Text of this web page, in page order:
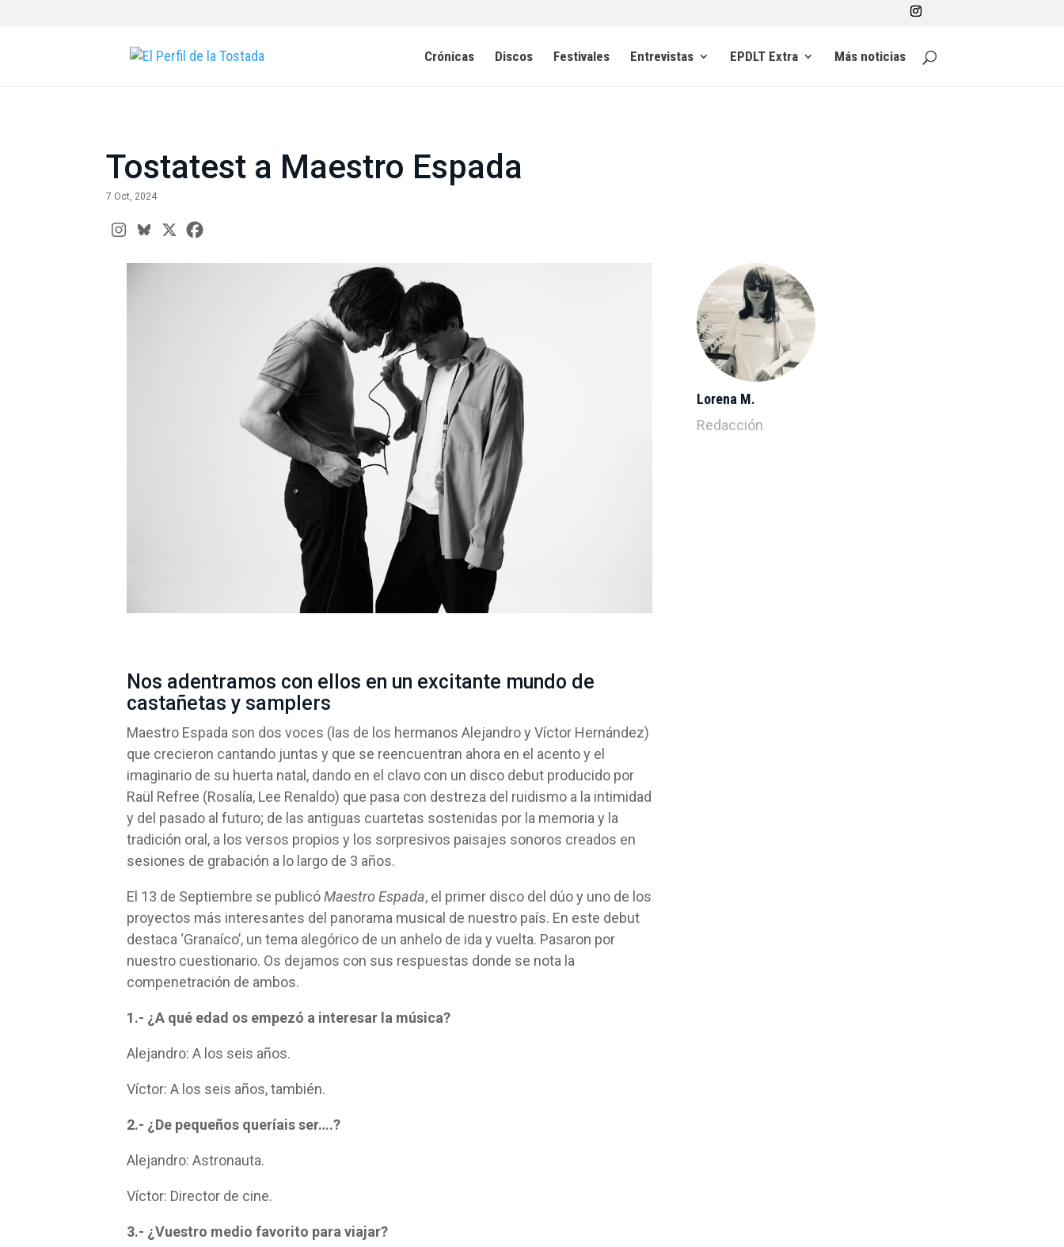
Crónicas Discos Festivales Entrevistas EPDLT Extra Más noticias
Tostatest a Maestro Espada
7 Oct, 2024
Nos adentramos con ellos en un excitante mundo de
castañetas y samplers
Maestro Espada son dos voces (las de los hermanos Alejandro y Víctor Hernández)
que crecieron cantando juntas y que se reencuentran ahora en el acento y el
imaginario de su huerta natal, dando en el clavo con un disco debut producido por
Raül Refree (Rosalía, Lee Renaldo) que pasa con destreza del ruidismo a la intimidad
y del pasado al futuro; de las antiguas cuartetas sostenidas por la memoria y la
tradición oral, a los versos propios y los sorpresivos paisajes sonoros creados en
sesiones de grabación a lo largo de 3 años.
El 13 de Septiembre se publicóMaestro Espada, el primer disco del dúo y uno de los
proyectos más interesantes del panorama musical de nuestro país. En este debut
destaca ‘Granaíco’, un tema alegórico de un anhelo de ida y vuelta. Pasaron por
nuestro cuestionario. Os dejamos con sus respuestas donde se nota la
compenetración de ambos.
1.- ¿A qué edad os empezó a interesar la música?
Alejandro: A los seis años.
Víctor: A los seis años, también.
2.- ¿De pequeños queríais ser….?
Alejandro: Astronauta.
Víctor: Director de cine.
3.- ¿Vuestro medio favorito para viajar?
Lorena M.
Redacción